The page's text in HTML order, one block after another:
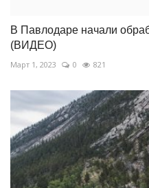
В Павлодаре начали
(ВИДЕО)
Март 1, 2023 0 821